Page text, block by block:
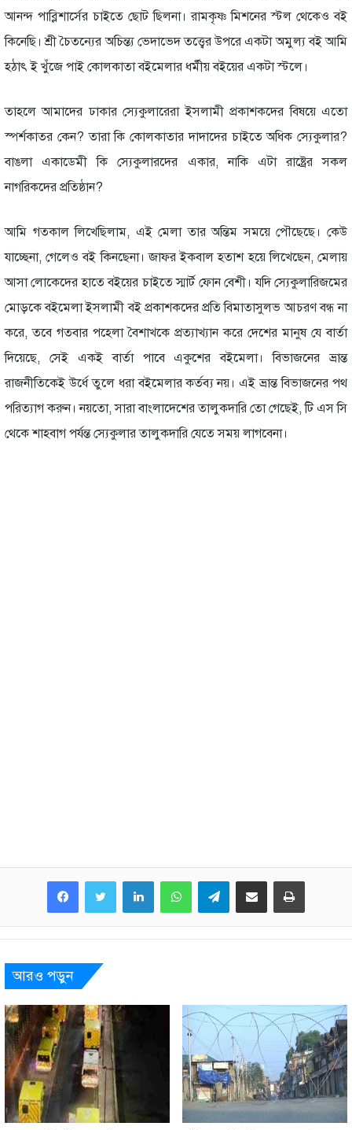
আনন্দ পাব্লিশার্সের চাইতে ছোট ছিলনা। রামকৃষ্ণ মিশনের স্টল থেকেও বই
কিনেছি। শ্রী চৈতন্যের অচিন্ত্য ভেদাভেদ তত্ত্বের উপরে একটা অমুল্য বই আমি
হঠাৎ ই খুঁজে পাই কোলকাতা বইমেলার ধর্মীয় বইয়ের একটা স্টলে।
তাহলে আমাদের ঢাকার স্যেকুলারেরা ইসলামী প্রকাশকদের বিষয়ে এতো
স্পর্শকাতর কেন? তারা কি কোলকাতার দাদাদের চাইতে অধিক স্যেকুলার?
বাঙলা একাডেমী কি স্যেকুলারদের একার, নাকি এটা রাষ্ট্রের সকল
নাগরিকদের প্রতিষ্ঠান?
আমি গতকাল লিখেছিলাম, এই মেলা তার অন্তিম সময়ে পৌছেছে। কেউ
যাচ্ছেনা, গেলেও বই কিনছেনা। জাফর ইকবাল হতাশ হয়ে লিখেছেন, মেলায়
আসা লোকেদের হাতে বইয়ের চাইতে স্মার্ট ফোন বেশী। যদি স্যেকুলারিজমের
মোড়কে বইমেলা ইসলামী বই প্রকাশকদের প্রতি বিমাতাসুলভ আচরণ বন্ধ না
করে, তবে গতবার পহেলা বৈশাখকে প্রত্যাখ্যান করে দেশের মানুষ যে বার্তা
দিয়েছে, সেই একই বার্তা পাবে একুশের বইমেলা। বিভাজনের ভ্রান্ত
রাজনীতিকেই উর্ধে তুলে ধরা বইমেলার কর্তব্য নয়। এই ভ্রান্ত বিভাজনের পথ
পরিত্যাগ করুন। নয়তো, সারা বাংলাদেশের তালুকদারি তো গেছেই, টি এস সি
থেকে শাহবাগ পর্যন্ত স্যেকুলার তালুকদারি যেতে সময় লাগবেনা।
LinkedInWhatsAppTelegramShare via Email Print
আরও পড়ুন